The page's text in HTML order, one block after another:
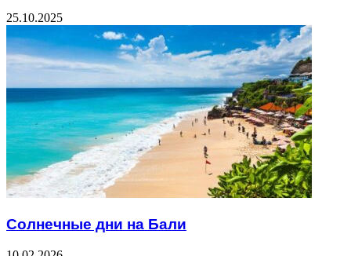
25.10.2025
Солнечные дни на Бали